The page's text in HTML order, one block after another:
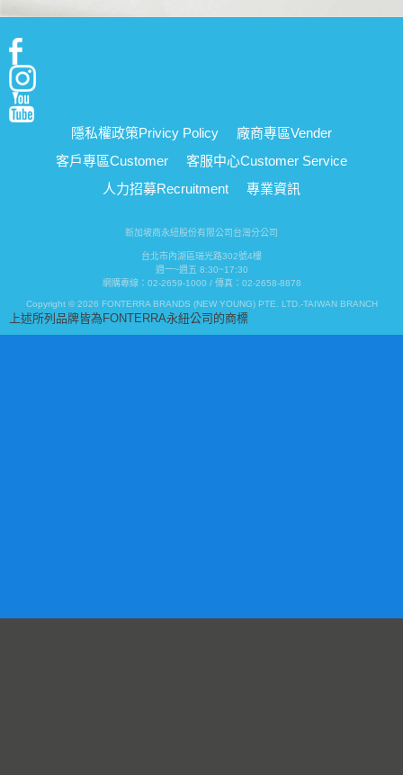
隱私權政策Privicy Policy 廠商專區Vender
客戶專區Customer 客服中心Customer Service
人力招募Recruitment 專業資訊
新加坡商永紐股份有限公司台灣分公司
台北市內湖區瑞光路302號4樓
週一~週五 8:30~17:30
網購專線：02-2659-1000 / 傳真：02-2658-8878
Copyright © 2026 FONTERRA BRANDS (NEW YOUNG) PTE. LTD.-TAIWAN BRANCH
上述所列品牌皆為FONTERRA永紐公司的商標